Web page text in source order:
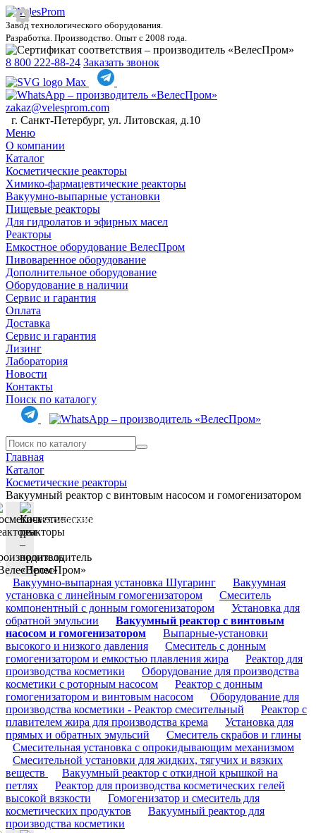
Завод технологического оборудования.
Разработка. Производство. Опыт с 2008 года.
8 800 222-88-24 Заказать звонок
zakaz@velesprom.com
г. Санкт-Петербург, ул. Литовская, д.10
Меню
О компании
Каталог
Косметические реакторы
Химико-фармацевтические реакторы
Вакуумно-выпарные установки
Пищевые реакторы
Для гидролатов и эфирных масел
Реакторы
Емкостное оборудование ВелесПром
Пивоваренное оборудование
Дополнительное оборудование
Оборудование в наличии
Сервис и гарантия
Оплата
Доставка
Сервис и гарантия
Лизинг
Лаборатория
Новости
Контакты
Поиск по каталогу
Главная
Каталог
Косметические реакторы
Вакуумный реактор с винтовым насосом и гомогенизатором
Косметические реакторы
Вакуумно-выпарная установка Шугаринг
Вакуумная
установка с линейным гомогенизатором
Смеситель
компонентный с донным гомогенизатором
Установка для
обратной эмульсии
Вакуумный реактор с винтовым
насосом и гомогенизатором
Выпарные-установки
высокого и низкого давления
Смеситель с донным
гомогенизатором и емкостью плавления жира
Реактор для
производства косметики
Оборудование для производства
косметики с роторным насосом
Реактор с донным
гомогенизатором и винтовым насосом
Оборудование для
производства косметики - Реактор смесительный
Реактор с
плавителем жира для производства крема
Установка для
прямых и обратных эмульсий
Смеситель скрабов и глины
Смесительная установка с опрокидывающим механизмом
Смесительной установки для жидких, тягучих и вязких
веществ
Вакуумный реактор с откидной крышкой на
петлях
Реактор для производства косметических гелей
высокой вязкости
Гомогенизатор и смеситель для
косметических продуктов
Вакуумный реактор для
производства косметики